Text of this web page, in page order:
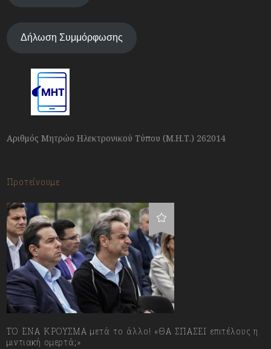
Δήλωση Συμμόρφωσης
Αριθμός Μητρώο Ηλεκτρονικού Τύπου (Μ.Η.Τ.) 262014
Προτείνουμε
ΤΟ ΕΝΑ ΚΡΟΥΣΜΑ μετά το άλλο! «ΘΑ ΣΠΑΣΕΙ επιτέλους η
μιντιακή ομερτά;»